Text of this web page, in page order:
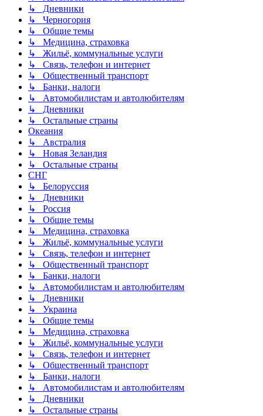
↳ Дневники
↳ Черногория
↳ Общие темы
↳ Медицина, страховка
↳ Жильё, коммунальные услуги
↳ Связь, телефон и интернет
↳ Общественный транспорт
↳ Банки, налоги
↳ Автомобилистам и автолюбителям
↳ Дневники
↳ Остальные страны
Океания
↳ Австралия
↳ Новая Зеландия
↳ Остальные страны
СНГ
↳ Белоруссия
↳ Дневники
↳ Россия
↳ Общие темы
↳ Медицина, страховка
↳ Жильё, коммунальные услуги
↳ Связь, телефон и интернет
↳ Общественный транспорт
↳ Банки, налоги
↳ Автомобилистам и автолюбителям
↳ Дневники
↳ Украина
↳ Общие темы
↳ Медицина, страховка
↳ Жильё, коммунальные услуги
↳ Связь, телефон и интернет
↳ Общественный транспорт
↳ Банки, налоги
↳ Автомобилистам и автолюбителям
↳ Дневники
↳ Остальные страны